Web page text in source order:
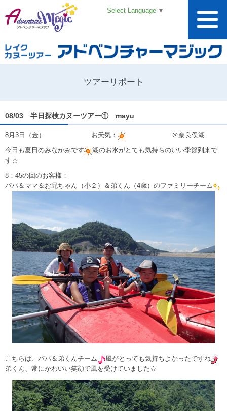
Select Language ▼
ツアーリポート
08/03 半日探検カヌーツアー① mayu
8月3日（金） お天気： ＠奈良俣湖
今日も夏日のみなかみです
湖のお水がとても気持ちのいい季節到来で
す☆
8：45の回のお客様：
パパ＆ママ＆お兄ちゃん（小２）＆弟くん（4歳）のファミリーチーム
こちらは、パパ＆弟くんチーム
風がとっても気持ちよかったですね
弟くん、常にかわいい笑顔で風を受けていました☆